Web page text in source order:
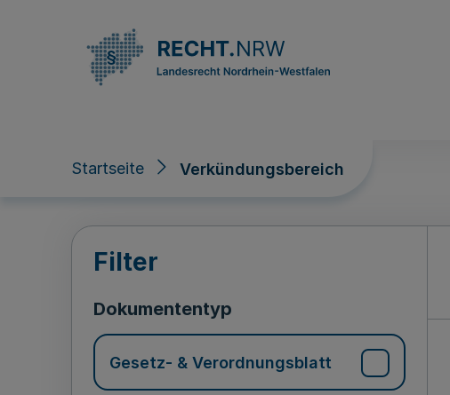
Startseite Verkündungsbereich
Verkündungsbereich
Filter
Dokumententyp
Gesetz- & Verordnungsblatt